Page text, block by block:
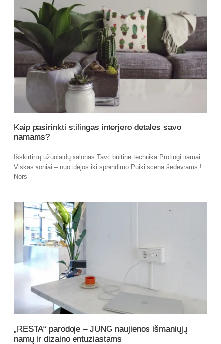
Kaip pasirinkti stilingas interjero detales savo
namams?
Išskirtinių užuolaidų salonas Tavo buitinė technika Protingi namai
Viskas voniai – nuo idėjos iki sprendimo Puiki scena šedevrams !
Nors
„RESTA“ parodoje – JUNG naujienos išmaniųjų
namų ir dizaino entuziastams